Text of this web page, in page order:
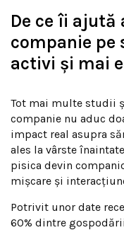
De ce îi ajută
companie pe
activi și mai
Tot mai multe studii
companie nu aduc
impact real asupra
ales la vârste
pisica devin
mișcare și
Potrivit unor date
60% dintre